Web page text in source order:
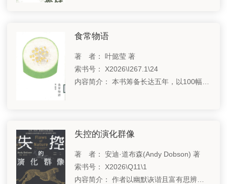
食常物语
著 者： 叶懿莹 著
索书号： X2026\I267.1\24
失控的演化群像
著 者： 安迪·道布森(Andy Dobson) 著
索书号： X2026\Q11\1
内容简介： 作者以幽默诙谐且富有思辨力的笔触，描写了天择如何偏爱那些看似毫无道理的特征，并试着让我们明白：天择的过程其实没有目的，也从来不会为未来做打算。